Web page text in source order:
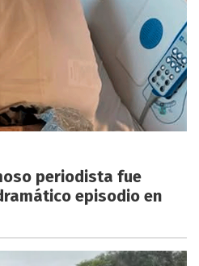
periodista fue
episodio en